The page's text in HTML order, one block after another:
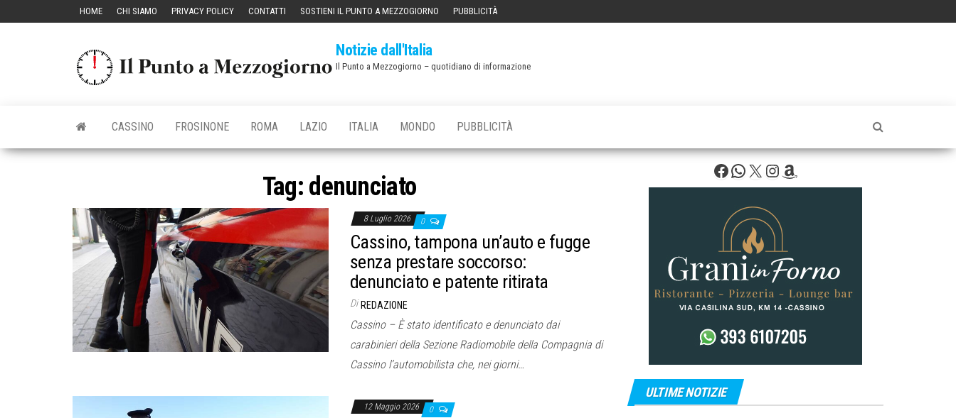
HOME CHI SIAMO PRIVACY POLICY CONTATTI SOSTIENI IL PUNTO A MEZZOGIORNO PUBBLICITÀ
Notizie dall'Italia
Il Punto a Mezzogiorno – quotidiano di informazione
CASSINO FROSINONE ROMA LAZIO ITALIA MONDO PUBBLICITÀ
Tag: denunciato
8 Luglio 2026 0
Cassino, tampona un’auto e fugge
senza prestare soccorso:
denunciato e patente ritirata
Di REDAZIONE
Cassino – È stato identificato e denunciato dai
carabinieri della Sezione Radiomobile della Compagnia di
Cassino l’automobilista che, nei giorni…
12 Maggio 2026 0
Facebook
WhatsApp
X Instagram
Amazon
ULTIME NOTIZIE